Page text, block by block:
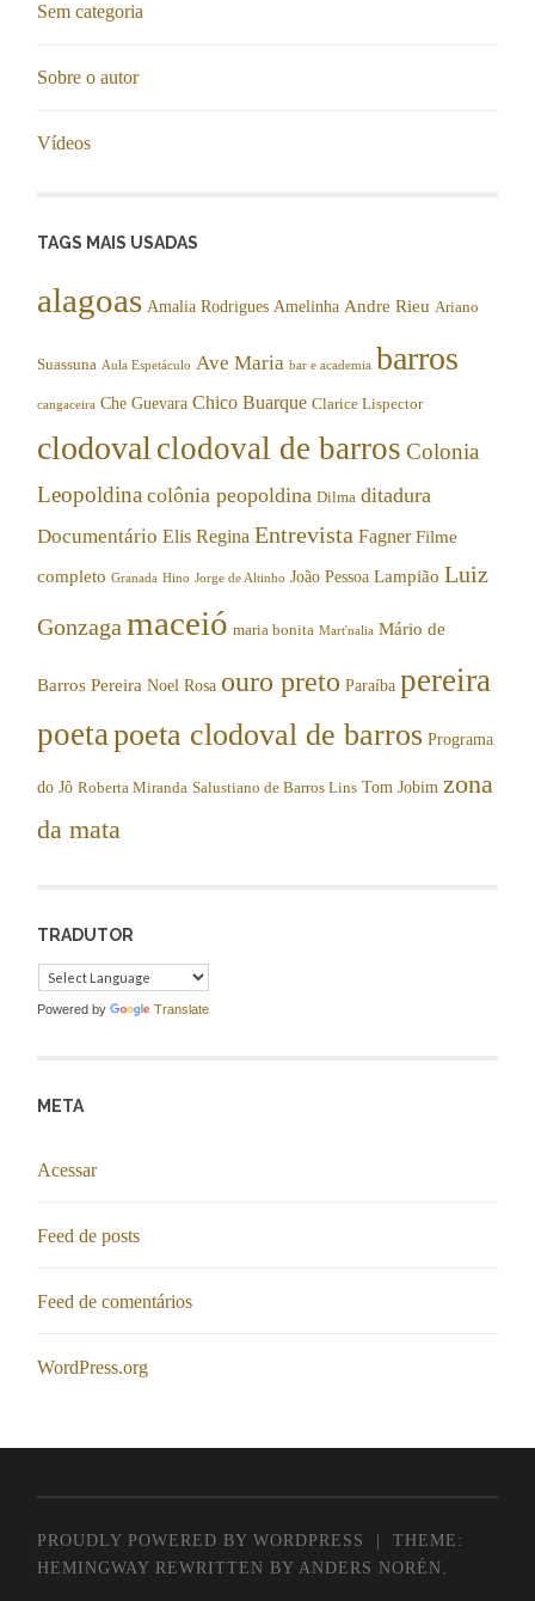
Sem categoria
Sobre o autor
Vídeos
TAGS MAIS USADAS
alagoas Amalia Rodrigues Amelinha Andre Rieu Ariano
Suassuna Aula Espetáculo Ave Maria bar e academia barros
cangaceira Che Guevara Chico Buarque Clarice Lispector
clodoval clodoval de barros Colonia
Leopoldina colônia peopoldina Dilma ditadura
Documentário Elis Regina Entrevista Fagner Filme
completo Granada Hino Jorge de Altinho João Pessoa Lampião Luiz
Gonzaga maceió maria bonita Mart'nalia Mário de
Barros Pereira Noel Rosa ouro preto Paraíba pereira
poeta poeta clodoval de barros Programa
do Jô Roberta Miranda Salustiano de Barros Lins Tom Jobim zona
da mata
TRADUTOR
Powered by Translate
META
Acessar
Feed de posts
Feed de comentários
WordPress.org
PROUDLY POWERED BY WORDPRESS
THEME:
HEMINGWAY REWRITTEN BYANDERS NORÉN.